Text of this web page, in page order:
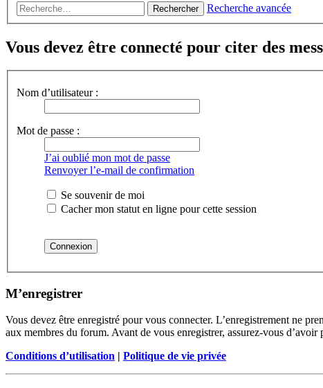
Rechercher Recherche avancée
Vous devez être connecté pour citer des
Nom d’utilisateur :
Mot de passe :
J’ai oublié mon mot de passe
Renvoyer l’e-mail de confirmation
Se souvenir de moi
Cacher mon statut en ligne pour cette session
M’enregistrer
Vous devez être enregistré pour vous connecter. L’enregistrement ne
aux membres du forum. Avant de vous enregistrer, assurez-vous
Conditions d’utilisation | Politique de vie privée